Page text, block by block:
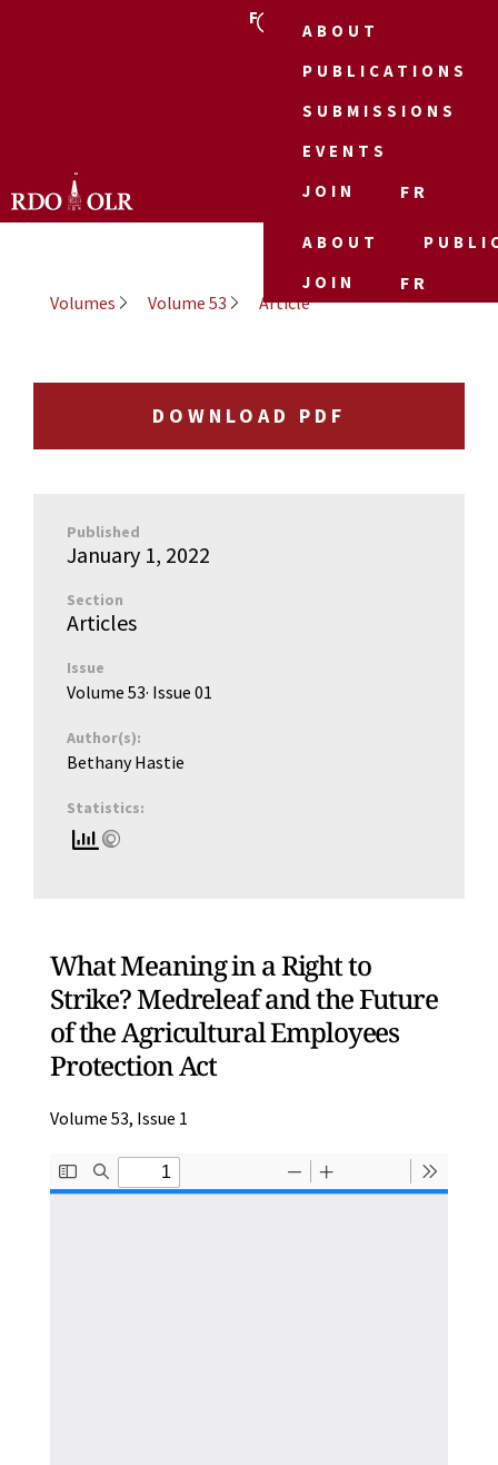
FR
ABOUT
PUBLICATIONS
SUBMISSIONS
EVENTS
JOIN
FR
ABOUT
JOIN
FR
Volumes
Volume 53 Article
What Meaning in a Right to
Strike? Medreleaf and the Future
of the Agricultural Employees
Protection Act
Volume 53, Issue 1
DOWNLOAD PDF
Published
January 1, 2022
Section
Articles
Issue
Volume 53· Issue 01
Author(s):
Bethany Hastie
Statistics: